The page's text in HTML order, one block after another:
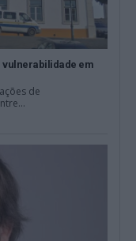
vulnerabilidade em
de